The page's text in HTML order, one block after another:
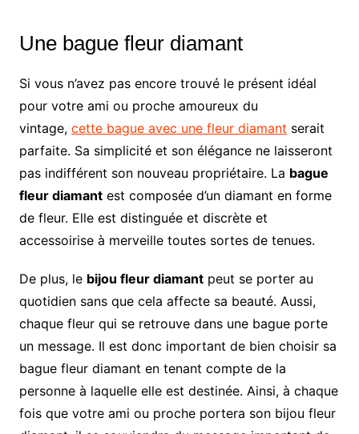
Une bague fleur diamant
Si vous n’avez pas encore trouvé le présent idéal
pour votre ami ou proche amoureux du
vintage, cette bague avec une fleur diamant serait
parfaite. Sa simplicité et son élégance ne laisseront
pas indifférent son nouveau propriétaire. La bague
fleur diamantest composée d’un diamant en forme
de fleur. Elle est distinguée et discrète et
accessoirise à merveille toutes sortes de tenues.
De plus, le bijou fleur diamantpeut se porter au
quotidien sans que cela affecte sa beauté. Aussi,
chaque fleur qui se retrouve dans une bague porte
un message. Il est donc important de bien choisir sa
bague fleur diamant en tenant compte de la
personne à laquelle elle est destinée. Ainsi, à chaque
fois que votre ami ou proche portera son bijou fleur